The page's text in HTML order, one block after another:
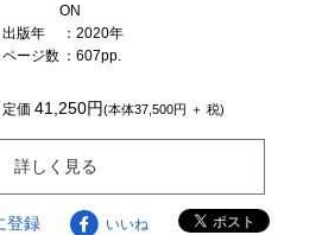
ON
出版年
：2020年
ページ数 ：607pp.
定価41,250円(本体37,500円 ＋ 税)
詳しく見る
登録 いいね